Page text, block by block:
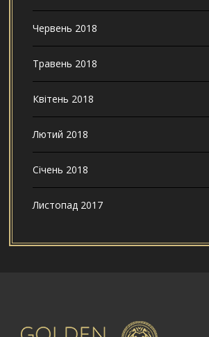
Червень 2018
Травень 2018
Квітень 2018
Лютий 2018
Січень 2018
Листопад 2017